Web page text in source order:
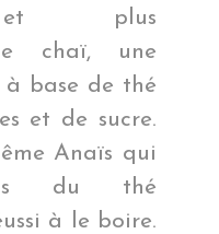
et plus
le chaï, une
à base de thé
et de sucre.
Anaïs qui
du thé
à le boire.